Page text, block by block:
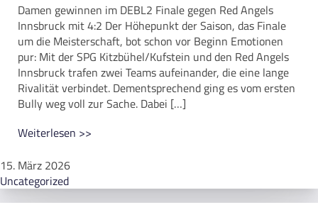
Damen gewinnen im DEBL2 Finale gegen Red Angels
Innsbruck mit 4:2 Der Höhepunkt der Saison, das Finale
um die Meisterschaft, bot schon vor Beginn Emotionen
pur: Mit der SPG Kitzbühel/Kufstein und den Red Angels
Innsbruck trafen zwei Teams aufeinander, die eine lange
Rivalität verbindet. Dementsprechend ging es vom ersten
Bully weg voll zur Sache. Dabei […]
Weiterlesen >>
15. März 2026
Uncategorized